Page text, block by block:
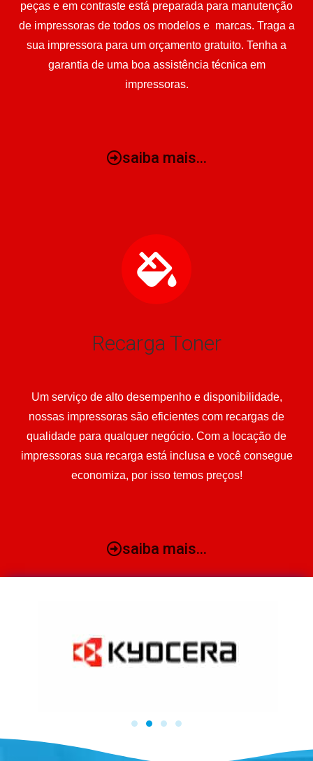
peças e em contraste está preparada para manutenção
de impressoras de todos os modelos e marcas. Traga a
sua impressora para um orçamento gratuito. Tenha a
garantia de uma boa assistência técnica em
impressoras.
saiba mais...
Recarga Toner
Um serviço de alto desempenho e disponibilidade,
nossas impressoras são eficientes com recargas de
qualidade para qualquer negócio. Com a locação de
impressoras sua recarga está inclusa e você consegue
economiza, por isso temos preços!
saiba mais...